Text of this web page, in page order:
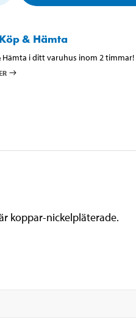
Köp & Hämta
Hämta i ditt varuhus inom 2 timmar!
koppar-nickelpläterade.